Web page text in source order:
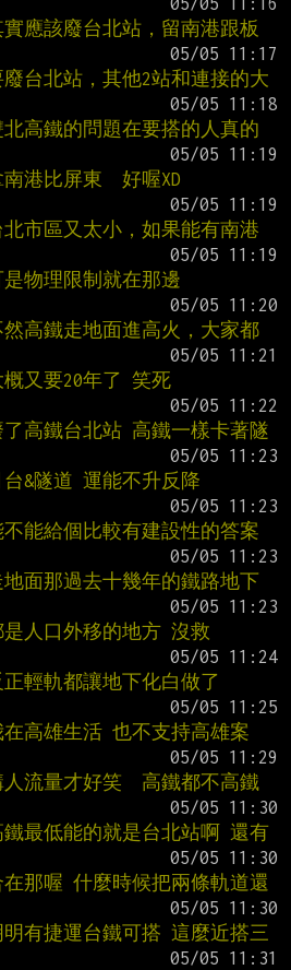
應該廢台北站，留南港跟板
台北站，其他2站和連接的大
高鐵的問題在要搭的人真的
港比屏東  好喔XD
市區又太小，如果能有南港
物理限制就在那邊
高鐵走地面進高火，大家都
又要20年了 笑死
高鐵台北站 高鐵一樣卡著隧
&隧道 運能不升反降
能給個比較有建設性的答案
面那過去十幾年的鐵路地下
人口外移的地方 沒救
輕軌都讓地下化白做了
高雄生活 也不支持高雄案
流量才好笑  高鐵都不高鐵
最低能的就是台北站啊 還有
那喔 什麼時候把兩條軌道還
有捷運台鐵可搭 這麼近搭三